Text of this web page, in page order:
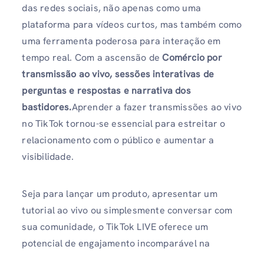
das redes sociais, não apenas como uma
plataforma para vídeos curtos, mas também como
uma ferramenta poderosa para interação em
tempo real. Com a ascensão deComércio por
transmissão ao vivo, sessões interativas de
perguntas e respostas e narrativa dos
bastidores.Aprender a fazer transmissões ao vivo
no TikTok tornou-se essencial para estreitar o
relacionamento com o público e aumentar a
visibilidade.
Seja para lançar um produto, apresentar um
tutorial ao vivo ou simplesmente conversar com
sua comunidade, o TikTok LIVE oferece um
potencial de engajamento incomparável na